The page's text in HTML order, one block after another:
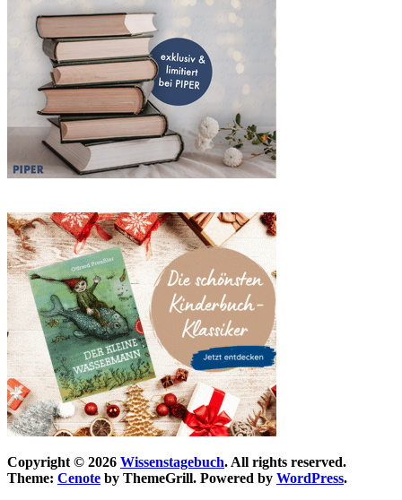
Copyright © 2026 Wissenstagebuch. All rights reserved.
Theme: Cenote by ThemeGrill. Powered by WordPress.